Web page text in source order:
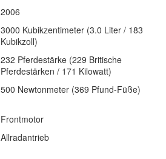
2006
3000 Kubikzentimeter (3.0 Liter / 183
Kubikzoll)
232 Pferdestärke (229 Britische
Pferdestärken / 171 Kilowatt)
500 Newtonmeter (369 Pfund-Füße)
Frontmotor
Allradantrieb